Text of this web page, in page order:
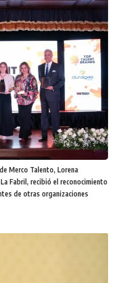
Merco Talento, Lorena
Fabril, recibió el reconocimiento
de otras organizaciones